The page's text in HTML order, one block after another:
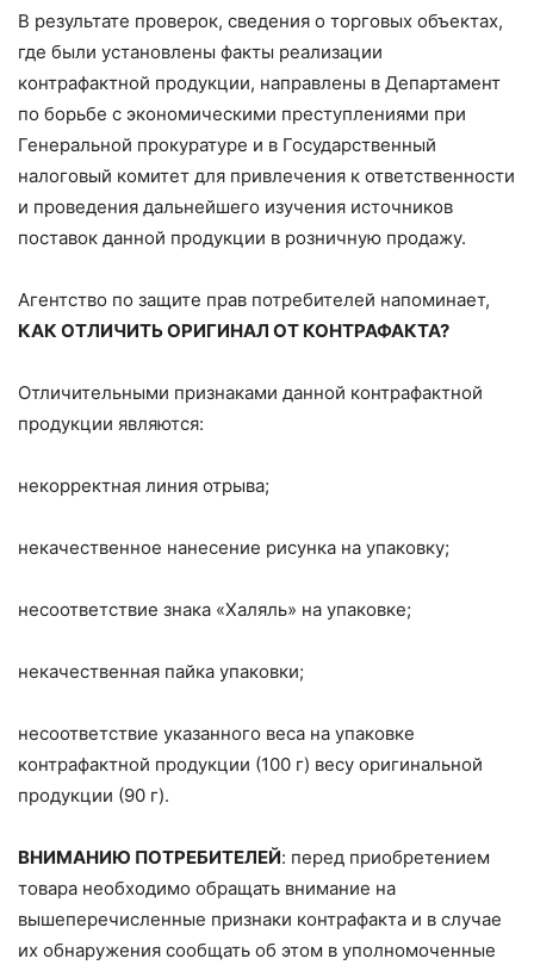
В результате проверок, сведения о торговых объектах,
где были установлены факты реализации
контрафактной продукции, направлены в Департамент
по борьбе с экономическими преступлениями при
Генеральной прокуратуре и в Государственный
налоговый комитет для привлечения к ответственности
и проведения дальнейшего изучения источников
поставок данной продукции в розничную продажу.
Агентство по защите прав потребителей напоминает,
КАК ОТЛИЧИТЬ ОРИГИНАЛ ОТ КОНТРАФАКТА?
Отличительными признаками данной контрафактной
продукции являются:
некорректная линия отрыва;
некачественное нанесение рисунка на упаковку;
несоответствие знака «Халяль» на упаковке;
некачественная пайка упаковки;
несоответствие указанного веса на упаковке
контрафактной продукции (100 г) весу оригинальной
продукции (90 г).
ВНИМАНИЮ ПОТРЕБИТЕЛЕЙ: перед приобретением
товара необходимо обращать внимание на
вышеперечисленные признаки контрафакта и в случае
их обнаружения сообщать об этом в уполномоченные